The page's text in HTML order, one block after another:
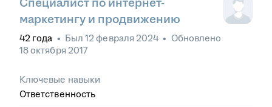
Специалист по интернет-
маркетингу и продвижению
42 года • Был 12 февраля 2024 • Обновлено
18 октября 2017
Ключевые навыки
Ответственность